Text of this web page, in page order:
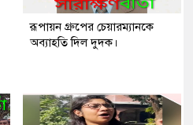
রূপায়ন গ্রুপের চেয়ারম্যানকে
অব্যাহতি দিল দুদক।